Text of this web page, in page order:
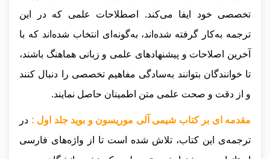
تخصصی خود ایفا می‌کند. اصطلاحات علمی که در این
ترجمه به‌کار گرفته شده‌اند، به‌گونه‌ای انتخاب شده‌اند که با
آخرین اصلاحات و پیشنهادهای علمی و زبانی هماهنگ باشند،
تا خوانندگان بتوانند به‌سادگی مفاهیم تخصصی را دنبال کنند
و از دقت و صحت علمی متن اطمینان حاصل نمایند.
مقدمه ای بر کتاب شیمی آلی موریسون و بوید جلد اول : در
ترجمه‌ی این کتاب، تلاش شده است تا از واژه‌های فارسی